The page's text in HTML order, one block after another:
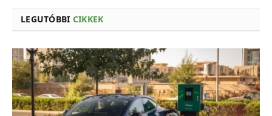
LEGUTÓBBI CIKKEK